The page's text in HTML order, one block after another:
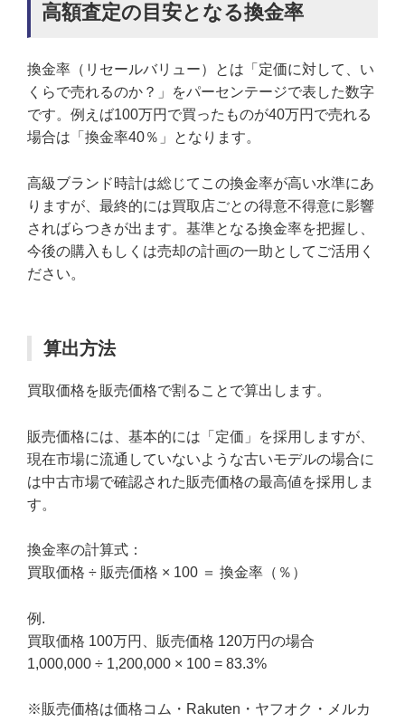
高額査定の目安となる換金率
換金率（リセールバリュー）とは「定価に対して、い
くらで売れるのか？」をパーセンテージで表した数字
です。例えば100万円で買ったものが40万円で売れる
場合は「換金率40％」となります。
高級ブランド時計は総じてこの換金率が高い水準にあ
りますが、最終的には買取店ごとの得意不得意に影響
さればらつきが出ます。基準となる換金率を把握し、
今後の購入もしくは売却の計画の一助としてご活用く
ださい。
算出方法
買取価格を販売価格で割ることで算出します。
販売価格には、基本的には「定価」を採用しますが、
現在市場に流通していないような古いモデルの場合に
は中古市場で確認された販売価格の最高値を採用しま
す。
換金率の計算式：
買取価格 ÷ 販売価格 × 100 ＝ 換金率（％）
例.
買取価格 100万円、販売価格 120万円の場合
1,000,000 ÷ 1,200,000 × 100 = 83.3%
※販売価格は価格コム・Rakuten・ヤフオク・メルカ